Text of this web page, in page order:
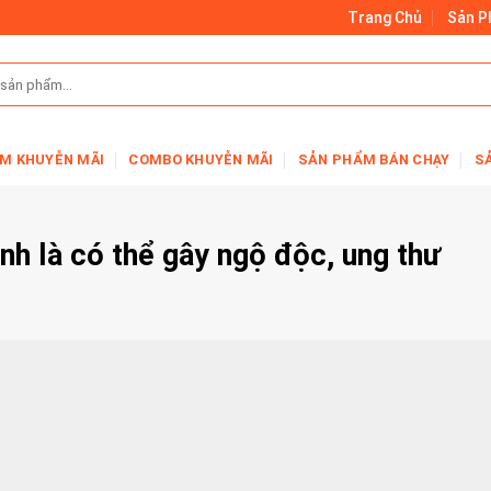
Trang Chủ Sản
KHUYỄN MÃI COMBO KHUYỄN MÃI SẢN PHẨM BÁN CHẠY
là có thể gây ngộ độc, ung thư